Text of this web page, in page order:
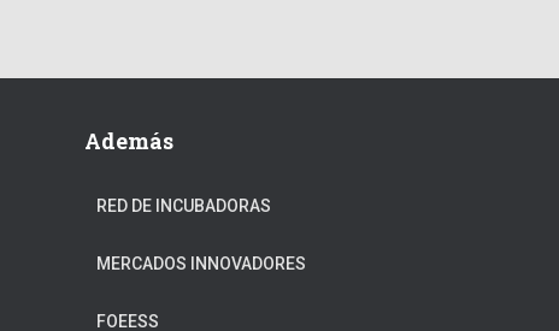
Además
RED DE INCUBADORAS
MERCADOS INNOVADORES
FOEESS